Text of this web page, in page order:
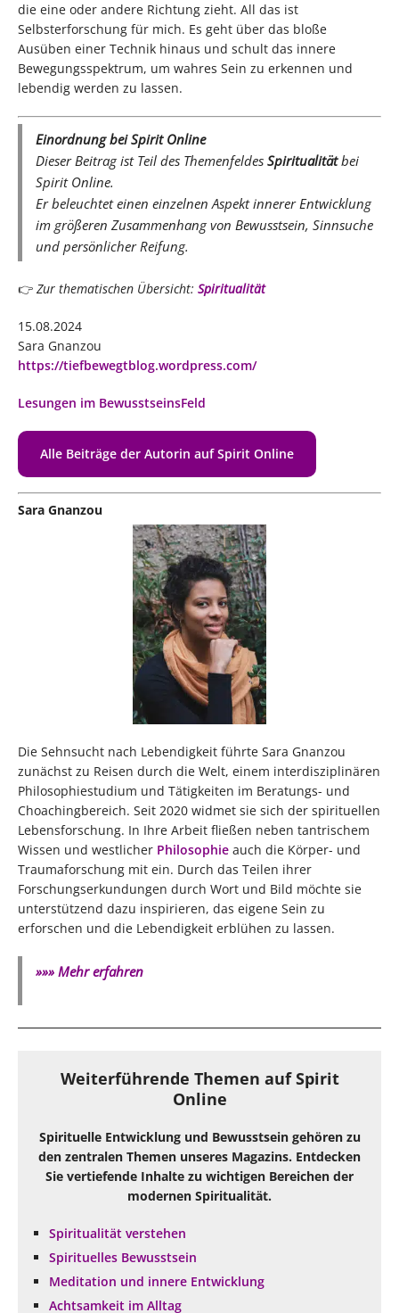
die eine oder andere Richtung zieht. All das ist
Selbsterforschung für mich. Es geht über das bloße
Ausüben einer Technik hinaus und schult das innere
Bewegungsspektrum, um wahres Sein zu erkennen und
lebendig werden zu lassen.
Einordnung bei Spirit Online
Dieser Beitrag ist Teil des Themenfeldes Spiritualitätbei
Spirit Online.
Er beleuchtet einen einzelnen Aspekt innerer Entwicklung
im größeren Zusammenhang von Bewusstsein, Sinnsuche
und persönlicher Reifung.
👉 Zur thematischen Übersicht: Spiritualität
15.08.2024
Sara Gnanzou
https://tiefbewegtblog.wordpress.com/
Lesungen im BewusstseinsFeld
Alle Beiträge der Autorin auf Spirit Online
Sara Gnanzou
Die Sehnsucht nach Lebendigkeit führte Sara Gnanzou
zunächst zu Reisen durch die Welt, einem interdisziplinären
Philosophiestudium und Tätigkeiten im Beratungs- und
Choachingbereich. Seit 2020 widmet sie sich der spirituellen
Lebensforschung. In Ihre Arbeit fließen neben tantrischem
Wissen und westlicher Philosophie auch die Körper- und
Traumaforschung mit ein. Durch das Teilen ihrer
Forschungserkundungen durch Wort und Bild möchte sie
unterstützend dazu inspirieren, das eigene Sein zu
erforschen und die Lebendigkeit erblühen zu lassen.
»»» Mehr erfahren
Weiterführende Themen auf Spirit
Online
Spirituelle Entwicklung und Bewusstsein gehören zu
den zentralen Themen unseres Magazins. Entdecken
Sie vertiefende Inhalte zu wichtigen Bereichen der
modernen Spiritualität.
Spiritualität verstehen
Spirituelles Bewusstsein
Meditation und innere Entwicklung
Achtsamkeit im Alltag